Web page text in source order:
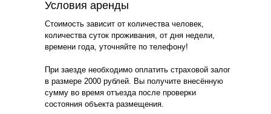
Условия аренды
Стоимость зависит от количества человек,
количества суток проживания, от дня недели,
времени года, уточняйте по телефону!
При заезде необходимо оплатить страховой залог
в размере 2000 рублей. Вы получите внесённую
сумму во время отъезда после проверки
состояния объекта размещения.